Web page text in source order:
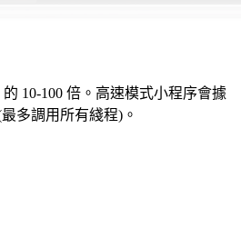
10-100 倍。高速模式小程序會據
多調用所有綫程)。